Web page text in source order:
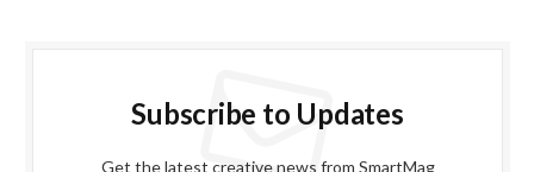
Subscribe to Updates
Get the latest creative news from SmartMag